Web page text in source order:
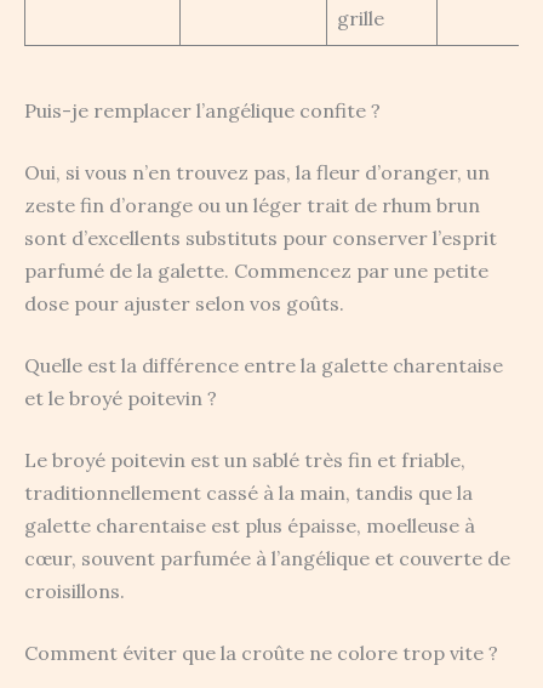
grille
Puis-je remplacer l’angélique confite ?
Oui, si vous n’en trouvez pas, la fleur d’oranger, un
zeste fin d’orange ou un léger trait de rhum brun
sont d’excellents substituts pour conserver l’esprit
parfumé de la galette. Commencez par une petite
dose pour ajuster selon vos goûts.
Quelle est la différence entre la galette charentaise
et le broyé poitevin ?
Le broyé poitevin est un sablé très fin et friable,
traditionnellement cassé à la main, tandis que la
galette charentaise est plus épaisse, moelleuse à
cœur, souvent parfumée à l’angélique et couverte de
croisillons.
Comment éviter que la croûte ne colore trop vite ?